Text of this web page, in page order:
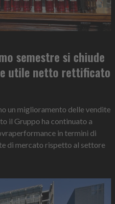
semestre si chiude
utile netto rettificato
un miglioramento delle vendite
il Gruppo ha continuato a
in termini di
di mercato rispetto al settore